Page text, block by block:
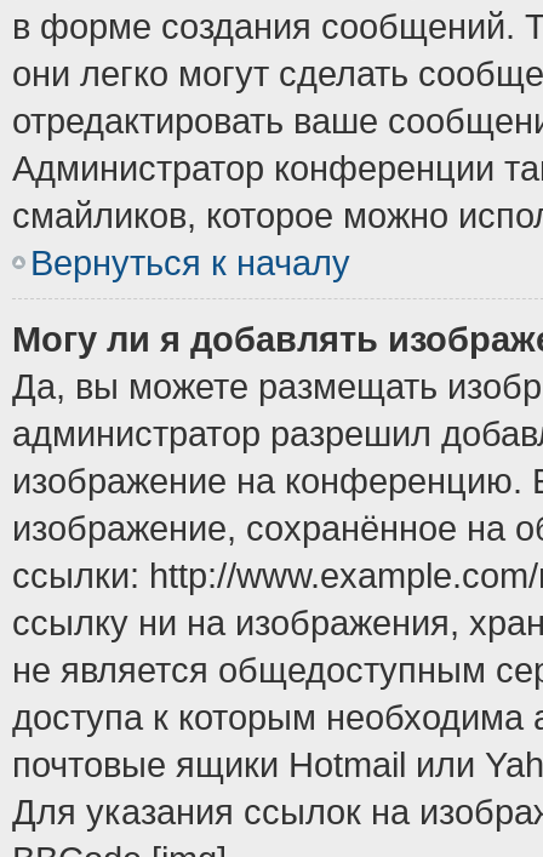
в форме создания сообщений.
они легко могут сделать
отредактировать ваше
Администратор конференции
смайликов, которое можно
Вернуться к началу
Могу ли я добавлять
Да, вы можете размещать
администратор разрешил
изображение на конференцию.
изображение, сохранённое на
ссылки: http://
ссылку ни на изображения,
не является общедоступным
доступа к которым
почтовые ящики Hotmail или
Для указания ссылок на